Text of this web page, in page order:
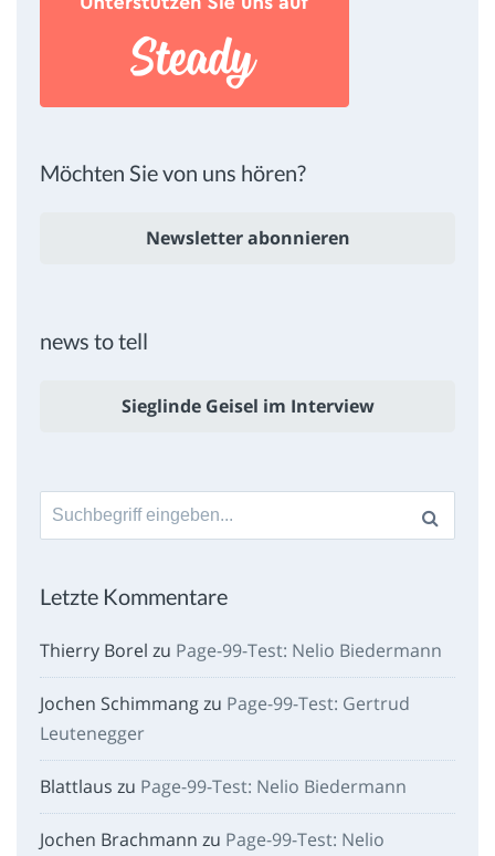
Möchten Sie von uns hören?
Newsletter abonnieren
news to tell
Sieglinde Geisel im Interview
Suche
nach:
Letzte Kommentare
Thierry Borel zu Page-99-Test: Nelio Biedermann
Jochen Schimmangzu Page-99-Test: Gertrud
Leutenegger
Blattlaus zu Page-99-Test: Nelio Biedermann
Jochen Brachmann zu Page-99-Test: Nelio